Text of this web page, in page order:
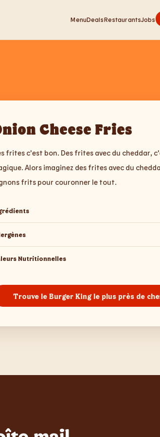
MenuDealsRestaurantsJobs
Cheese Fries
frites c'est bon. Des frites avec du cheddar,
Alors imaginez des frites avec du
frits pour couronner le tout.
Nutritionnelles
Trouve le Burger King le plus près de